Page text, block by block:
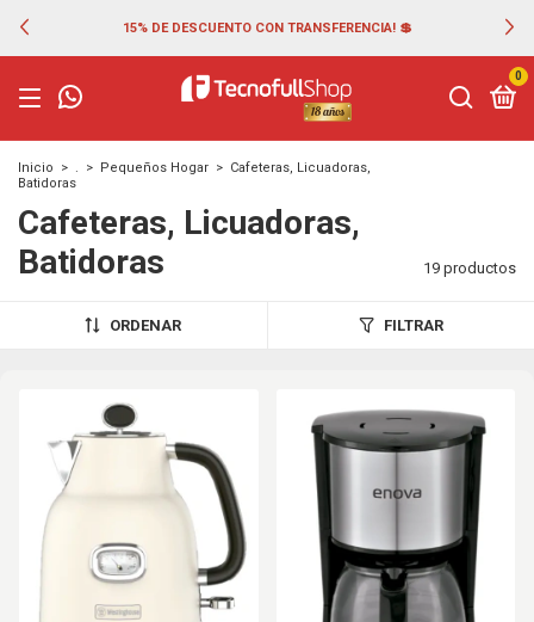
15% DE DESCUENTO CON TRANSFERENCIA! 💲
0
Inicio > . > Pequeños Hogar > Cafeteras, Licuadoras,
Batidoras
Cafeteras, Licuadoras,
Batidoras
19 productos
ORDENAR FILTRAR